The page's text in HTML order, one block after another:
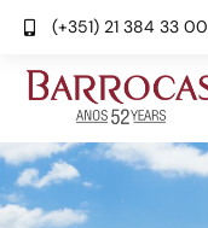
(+351) 21 384 33 00